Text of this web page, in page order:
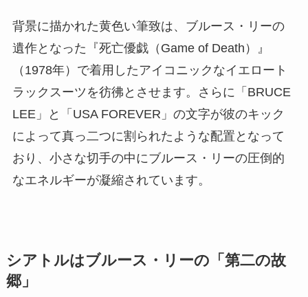
背景に描かれた黄色い筆致は、ブルース・リーの
遺作となった『死亡優戯（Game of Death）』
（1978年）で着用したアイコニックなイエロート
ラックスーツを彷彿とさせます。さらに「BRUCE
LEE」と「USA FOREVER」の文字が彼のキック
によって真っ二つに割られたような配置となって
おり、小さな切手の中にブルース・リーの圧倒的
なエネルギーが凝縮されています。
シアトルはブルース・リーの「第二の故
郷」